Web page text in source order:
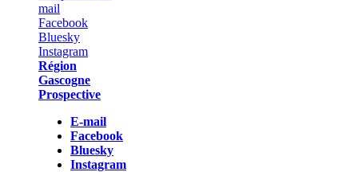
Région
Gascogne
Prospective
E-mail
Facebook
Bluesky
Instagram